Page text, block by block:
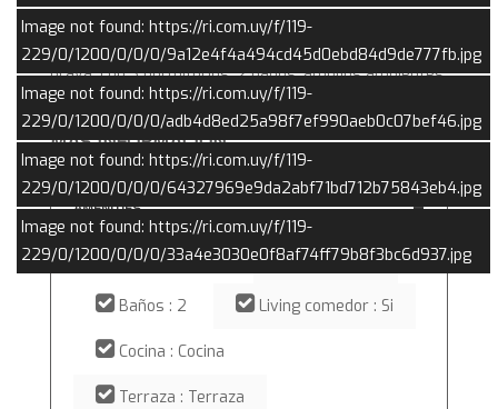
Image not found: https://ri.com.uy/f/119-
229/0/1200/0/0/0/9a12e4f4a494cd45d0ebd84d9de777fb.jpg
Image not found: https://ri.com.uy/f/119-
229/0/1200/0/0/0/adb4d8ed25a98f7ef990aeb0c07bef46.jpg
Image not found: https://ri.com.uy/f/119-
229/0/1200/0/0/0/64327969e9da2abf71bd712b75843eb4.jpg
Image not found: https://ri.com.uy/f/119-
229/0/1200/0/0/0/33a4e3030e0f8af74ff79b8f3bc6d937.jpg
Departamento frente al mar en la peninsula, vista
brava, con 3 dormitorios, 2 baños, amplios ambientes,
terraza con parrillero, estufa a leña. y 2 garages
MAS INFORMACIÓN
AMENITIES
Dormitorios : 3 En suite : 1
Baños : 2 Living comedor : Si
Cocina : Cocina
Terraza : Terraza